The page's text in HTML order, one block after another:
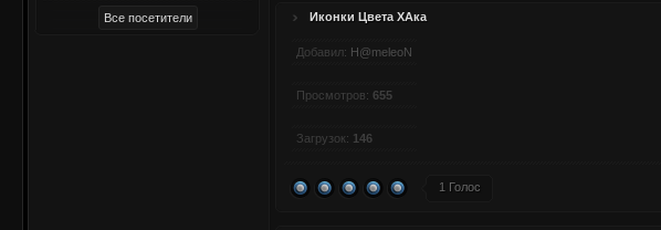
Иконки Цвета ХАка
Добавил: H@meleoN
Просмотров: 655
Загрузок: 146
1 Голос